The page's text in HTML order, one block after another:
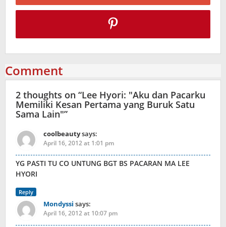
Comment
2 thoughts on “Lee Hyori: "Aku dan Pacarku
Memiliki Kesan Pertama yang Buruk Satu
Sama Lain"”
coolbeautysays:
April 16, 2012 at 1:01 pm
YG PASTI TU CO UNTUNG BGT BS PACARAN MA LEE
HYORI
Reply
Mondyssi says:
April 16, 2012 at 10:07 pm